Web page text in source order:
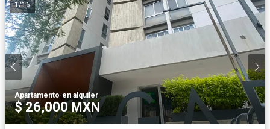
1/16
Apartamento·en alquiler
$ 26,000 MXN